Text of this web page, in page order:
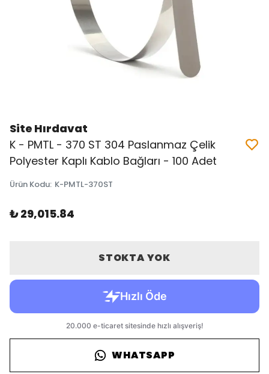
Site Hırdavat
K - PMTL - 370 ST 304 Paslanmaz Çelik
Polyester Kaplı Kablo Bağları - 100 Adet
Ürün Kodu: K-PMTL-370ST
₺ 29,015.84
STOKTA YOK
WHATSAPP